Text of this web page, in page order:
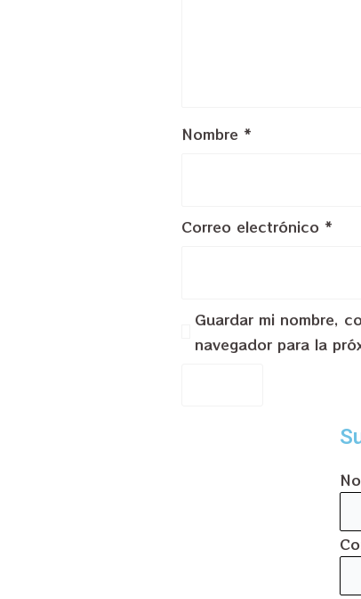
Nombre *
Correo electrónico *
Guardar mi nombre,
navegador para la